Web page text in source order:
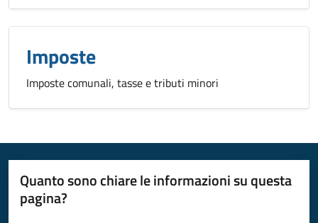
Imposte
Imposte comunali, tasse e tributi minori
Quanto sono chiare le informazioni su questa
pagina?